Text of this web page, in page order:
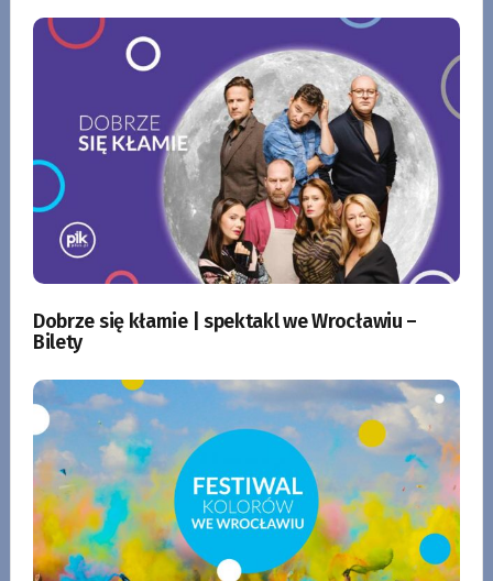
Dobrze się kłamie | spektakl we Wrocławiu –
Bilety